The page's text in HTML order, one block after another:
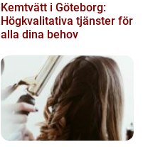
Kemtvätt i Göteborg:
Högkvalitativa tjänster för
alla dina behov